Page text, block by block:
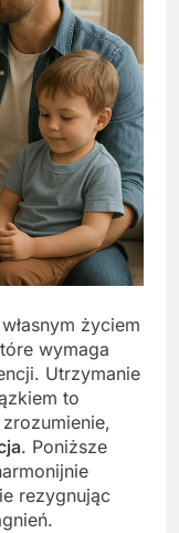
życiem
wymaga
Utrzymanie
to
. Poniższe
rezygnując